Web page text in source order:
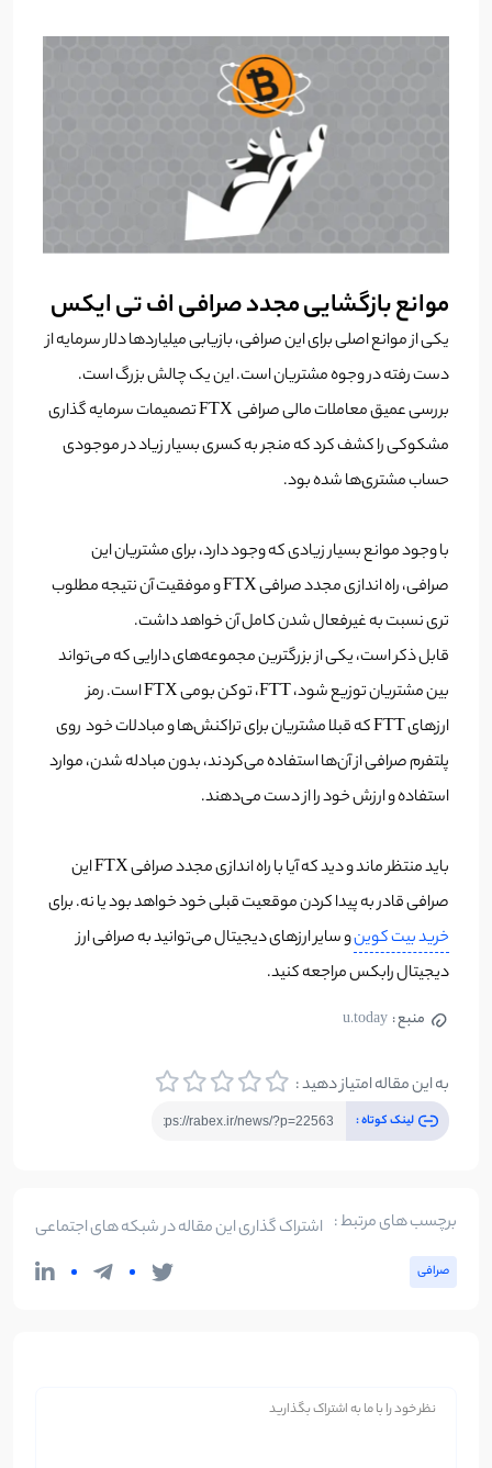
موانع بازگشایی مجدد صرافی اف تی ایکس
یکی از موانع اصلی برای این صرافی، بازیابی میلیاردها دلار سرمایه از
دست رفته در وجوه مشتریان است. این یک چالش بزرگ است.
بررسی عمیق معاملات مالی صرافی FTX تصمیمات سرمایه گذاری
مشکوکی را کشف کرد که منجر به کسری بسیار زیاد در موجودی
حساب مشتری‌ها شده بود.
با وجود موانع بسیار زیادی که وجود دارد، برای مشتریان این
صرافی، راه اندازی مجدد صرافی FTX و موفقیت آن نتیجه مطلوب
تری نسبت به غیرفعال شدن کامل آن خواهد داشت.
قابل ذکر است، یکی از بزرگترین مجموعه‌های دارایی که می‌تواند
بین مشتریان توزیع شود، FTT، توکن بومی FTX است. رمز
ارزهای FTT که قبلا مشتریان برای تراکنش‌ها و مبادلات خود روی
پلتفرم صرافی از آن‌ها استفاده می‌کردند، بدون مبادله شدن، موارد
استفاده و ارزش خود را از دست می‌دهند.
باید منتظر ماند و دید که آیا با راه اندازی مجدد صرافی FTX این
صرافی قادر به پیدا کردن موقعیت قبلی خود خواهد بود یا نه. برای
خرید بیت کوینو سایر ارزهای دیجیتال می‌توانید به صرافی ارز
دیجیتال رابکس مراجعه کنید.
منبع : u.today
به این مقاله امتیاز دهید :
لینک کوتاه :
برچسب های مرتبط :
صرافی
اشتراک گذاری این مقاله در شبکه های اجتماعی